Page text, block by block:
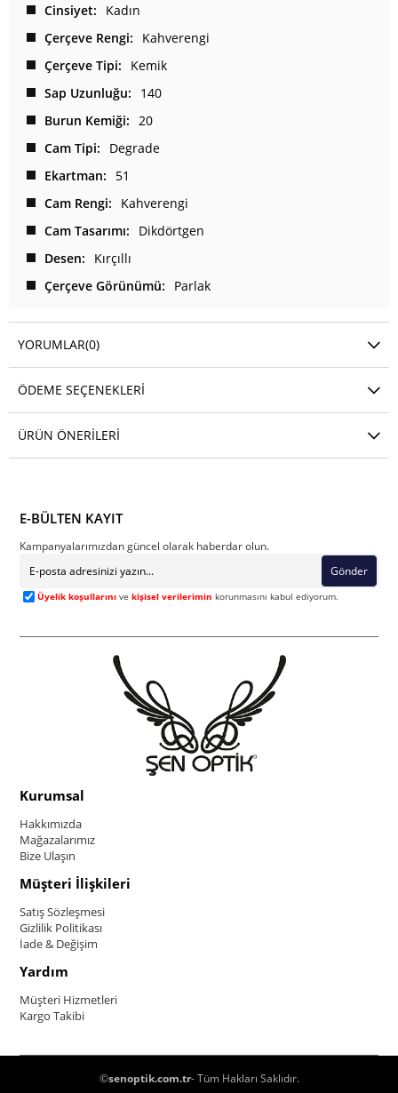
Cinsiyet
Kadın
Çerçeve Rengi
Kahverengi
Çerçeve Tipi
Kemik
Sap Uzunluğu
140
Burun Kemiği
20
Cam Tipi
Degrade
Ekartman
51
Cam Rengi
Kahverengi
Cam Tasarımı
Dikdörtgen
Desen
Kırçıllı
Çerçeve Görünümü
Parlak
YORUMLAR(0)
ÖDEME SEÇENEKLERI
ÜRÜN ÖNERILERI
E-BÜLTEN KAYIT
Kampanyalarımızdan güncel olarak haberdar olun.
Gönder
Üyelik koşullarını vekişisel verilerimin korunmasını kabul ediyorum.
Kurumsal
Hakkımızda
Mağazalarımız
Bize Ulaşın
Müşteri İlişkileri
Satış Sözleşmesi
Gizlilik Politikası
İade & Değişim
Yardım
Müşteri Hizmetleri
Kargo Takibi
©senoptik.com.tr- Tüm Hakları Saklıdır.